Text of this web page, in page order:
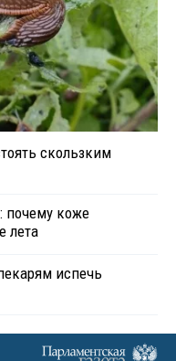
скользким
почему коже
лета
испечь